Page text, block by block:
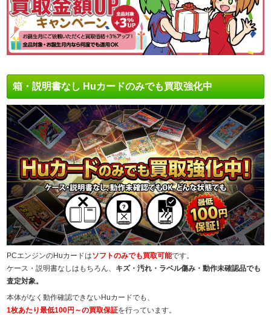
箱・説明書なし Huカードのみでも買取強化中
PCエンジンのHuカードはソフトのみでも買取可能です。
ケース・説明書なしはもちろん、 キズ・汚れ・ラベル傷み・動作未確認品でも
査定対象。
本体がなく動作確認できないHuカードでも、
1枚あたり最低100円～の買取保証を行っています。